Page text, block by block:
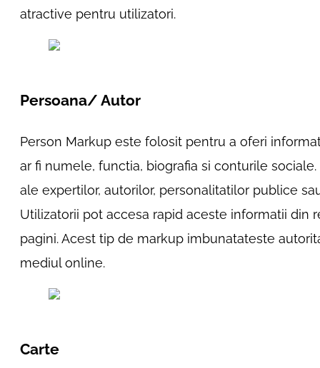
atractive pentru utilizatori.
Persoana/ Autor
Person Markup este folosit pentru a oferi
ar fi numele, functia, biografia si conturile
ale expertilor, autorilor, personalitatilor publice
Utilizatorii pot accesa rapid aceste informatii din
pagini. Acest tip de markup imbunatateste
mediul online.
Carte